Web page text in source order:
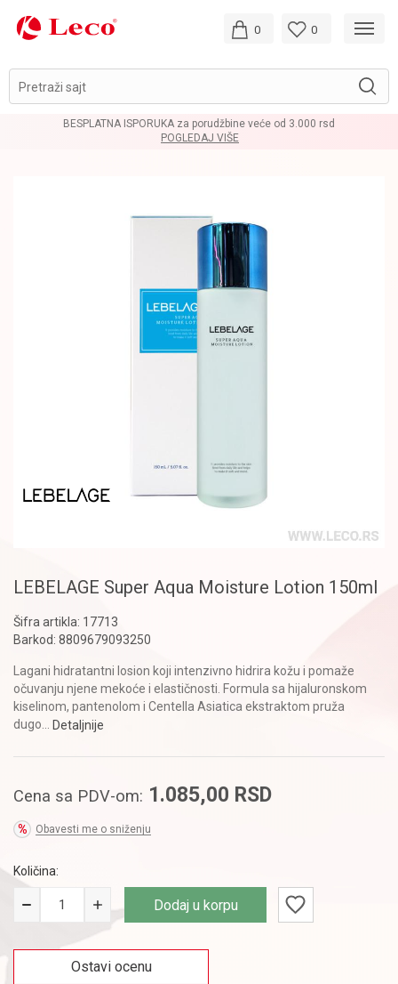
Pretraži sajt
0 0
BESPLATNA ISPORUKA za porudžbine veće od 3.000 rsd
POGLEDAJ VIŠE
LEBELAGE Super Aqua Moisture Lotion 150ml
Šifra artikla: 17713
Barkod: 8809679093250
Lagani hidratantni losion koji intenzivno hidrira kožu i pomaže
očuvanju njene mekoće i elastičnosti. Formula sa hijaluronskom
kiselinom, pantenolom i Centella Asiatica ekstraktom pruža
dugo
Detaljnije
Cena sa PDV-om: 1.085,00 RSD
Obavesti me o sniženju
Količina:
Dodaj u korpu
Ostavi ocenu